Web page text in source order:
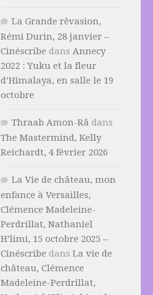
La Grande rêvasion,
Rémi Durin, 28 janvier –
Cinéscribe dans Annecy
2022 : Yuku et la fleur
d’Himalaya, en salle le 19
octobre
Thraab Amon-Râ dans
The Mastermind, Kelly
Reichardt, 4 février 2026
La Vie de château, mon
enfance à Versailles,
Clémence Madeleine-
Perdrillat, Nathaniel
H’limi, 15 octobre 2025 –
Cinéscribe dans La vie de
château, Clémence
Madeleine-Perdrillat,